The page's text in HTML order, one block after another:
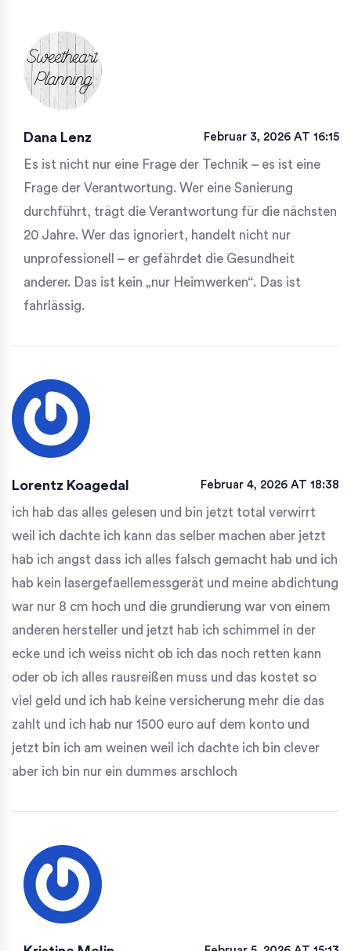
Dana Lenz Februar 3, 2026 AT 16:15
Es ist nicht nur eine Frage der Technik – es ist eine
Frage der Verantwortung. Wer eine Sanierung
durchführt, trägt die Verantwortung für die nächsten
20 Jahre. Wer das ignoriert, handelt nicht nur
unprofessionell – er gefährdet die Gesundheit
anderer. Das ist kein „nur Heimwerken“. Das ist
fahrlässig.
Lorentz Koagedal Februar 4, 2026 AT 18:38
ich hab das alles gelesen und bin jetzt total verwirrt
weil ich dachte ich kann das selber machen aber jetzt
hab ich angst dass ich alles falsch gemacht hab und ich
hab kein lasergefaellemessgerät und meine abdichtung
war nur 8 cm hoch und die grundierung war von einem
anderen hersteller und jetzt hab ich schimmel in der
ecke und ich weiss nicht ob ich das noch retten kann
oder ob ich alles rausreißen muss und das kostet so
viel geld und ich hab keine versicherung mehr die das
zahlt und ich hab nur 1500 euro auf dem konto und
jetzt bin ich am weinen weil ich dachte ich bin clever
aber ich bin nur ein dummes arschloch